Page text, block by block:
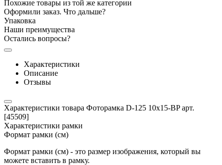
Похожие товары из той же категории
Оформили заказ. Что дальше?
Упаковка
Наши преимущества
Остались вопросы?
Характеристики
Описание
Отзывы
Характеристики товара Фоторамка D-125 10x15-BP арт.
[45509]
Характеристики рамки
Формат рамки (см)
Формат рамки (см) - это размер изображения, который вы
можете вставить в рамку.